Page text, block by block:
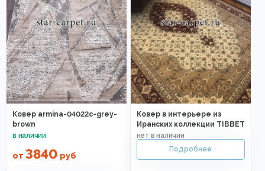
Ковер armina-04022c-grey-
brown
от 3840 руб
Ковер в интерьере из
Иранских коллекции TIBBET